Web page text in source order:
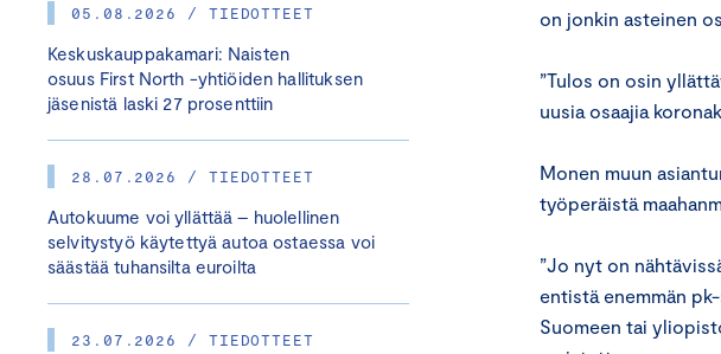
05.08.2026 / TIEDOTTEET
Keskuskauppakamari: Naisten
osuus First North -yhtiöiden hallituksen
jäsenistä laski 27 prosenttiin
28.07.2026 / TIEDOTTEET
Autokuume voi yllättää – huolellinen
selvitystyö käytettyä autoa ostaessa voi
säästää tuhansilta euroilta
23.07.2026 / TIEDOTTEET
on jonkin asteinen
”Tulos on osin
uusia osaajia
Monen muun
työperäistä
”Jo nyt on
entistä enemmän
Suomeen tai